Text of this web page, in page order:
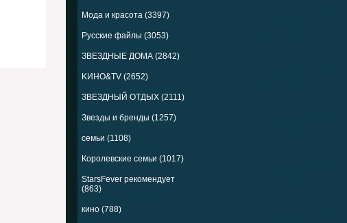
Мода и красота (3397)
Русские файлы (3053)
ЗВЕЗДНЫЕ ДОМА (2842)
KИНО&TV (2652)
ЗВЕЗДНЫЙ ОТДЫХ (2111)
Звезды и бренды (1257)
семьи (1108)
Королевские семьи (1017)
StarsFever рекомендует
(863)
кино (788)